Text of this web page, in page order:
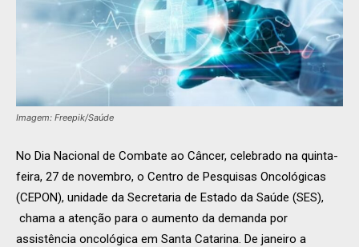
Imagem: Freepik/Saúde
No Dia Nacional de Combate ao Câncer, celebrado na quinta-
feira, 27 de novembro, o Centro de Pesquisas Oncológicas
(CEPON), unidade da Secretaria de Estado da Saúde (SES),
chama a atenção para o aumento da demanda por
assistência oncológica em Santa Catarina. De janeiro a